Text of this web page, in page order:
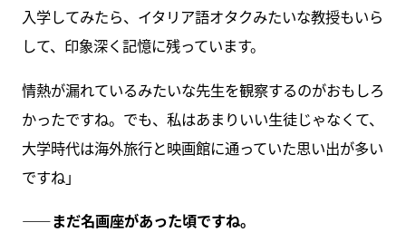
入学してみたら、イタリア語オタクみたいな教授もいら
して、印象深く記憶に残っています。
情熱が漏れているみたいな先生を観察するのがおもしろ
かったですね。でも、私はあまりいい生徒じゃなくて、
大学時代は海外旅行と映画館に通っていた思い出が多い
ですね」
――まだ名画座があった頃ですね。